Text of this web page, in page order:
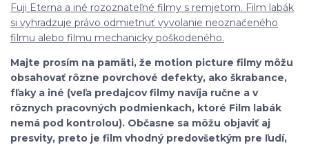
Fuji Eterna a iné rozoznateľné filmy s remjetom. Film labák
si vyhradzuje právo odmietnuť vyvolanie neoznačeného
filmu alebo filmu mechanicky poškodeného.
Majte prosím na pamäti, že motion picture filmy môžu
obsahovať rôzne povrchové defekty, ako škrabance,
fľaky a iné (veľa predajcov filmy navíja ručne a v
rôznych pracovných podmienkach, ktoré Film labák
nemá pod kontrolou). Občasne sa môžu objaviť aj
presvity, preto je film vhodný predovšetkým pre ľudí,